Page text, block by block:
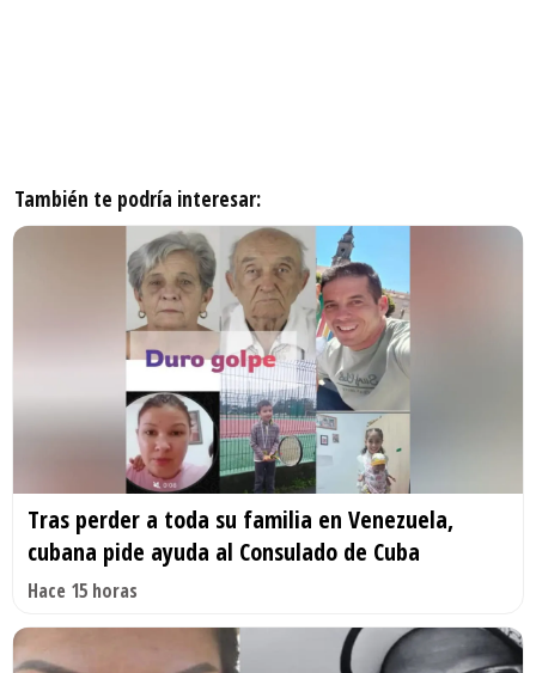
También te podría interesar:
Tras perder a toda su familia en Venezuela,
cubana pide ayuda al Consulado de Cuba
Hace 15 horas